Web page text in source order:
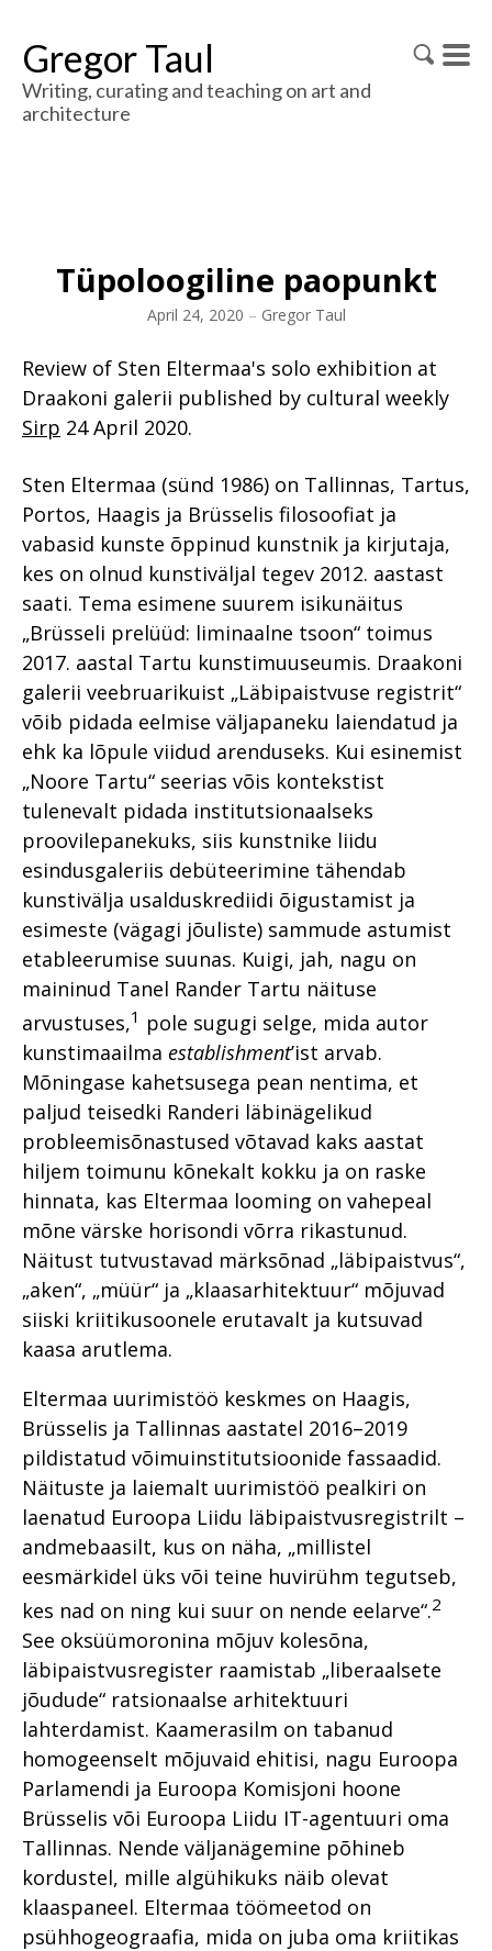
Gregor Taul
Writing, curating and teaching on art and
architecture
Tüpoloogiline paopunkt
April 24, 2020 – Gregor Taul
Review of Sten Eltermaa's solo exhibition at
Draakoni galerii published by cultural weekly
Sirp 24 April 2020.
Sten Eltermaa (sünd 1986) on Tallinnas, Tartus,
Portos, Haagis ja Brüsselis filosoofiat ja
vabasid kunste õppinud kunstnik ja kirjutaja,
kes on olnud kunsti­väljal tegev 2012. aastast
saati. Tema esimene suurem isikunäitus
„Brüsseli prelüüd: liminaalne tsoon“ toimus
2017. aastal Tartu kunstimuuseumis. Draakoni
galerii veebruarikuist „Läbipaistvuse registrit“
võib pidada eelmise väljapaneku laiendatud ja
ehk ka lõpule viidud arenduseks. Kui esinemist
„Noore Tartu“ seerias võis kontekstist
tulenevalt pidada institutsionaalseks
proovilepanekuks, siis kunstnike liidu
esindusgaleriis debüteerimine tähendab
kunstivälja usalduskrediidi õigustamist ja
esimeste (vägagi jõuliste) sammude astumist
etableerumise suunas. Kuigi, jah, nagu on
maininud Tanel Rander Tartu näituse
arvustuses,1 pole sugugi selge, mida autor
kunstimaailma establishment’ist arvab.
Mõningase kahetsusega pean nentima, et
paljud teisedki Randeri läbinägelikud
probleemisõnastused võtavad kaks aastat
hiljem toimunu kõnekalt kokku ja on raske
hinnata, kas Eltermaa looming on vahepeal
mõne värske horisondi võrra rikastunud.
Näitust tutvustavad märksõnad „läbipaistvus“,
„aken“, „müür“ ja „klaasarhitektuur“ mõjuvad
siiski kriitikusoonele erutavalt ja kutsuvad
kaasa arutlema.
Eltermaa uurimistöö keskmes on Haagis,
Brüsselis ja Tallinnas aastatel 2016–2019
pildistatud võimuinstitutsioonide fassaadid.
Näituste ja laiemalt uurimistöö pealkiri on
laenatud Euroopa Liidu läbipaistvusregistrilt –
andmebaasilt, kus on näha, „millistel
eesmärkidel üks või teine huvirühm tegutseb,
kes nad on ning kui suur on nende eelarve“.2
See oksüümoronina mõjuv kolesõna,
läbipaistvusregister raamistab „liberaalsete
jõudude“ ratsionaalse arhitektuuri
lahterdamist. Kaamerasilm on tabanud
homogeenselt mõjuvaid ehitisi, nagu Euroopa
Parlamendi ja Euroopa Komisjoni hoone
Brüsselis või Euroopa Liidu IT-agentuuri oma
Tallinnas. Nende väljanägemine põhineb
kordustel, mille algühikuks näib olevat
klaaspaneel. Eltermaa töömeetod on
psühhogeograafia, mida on juba oma kriitikas